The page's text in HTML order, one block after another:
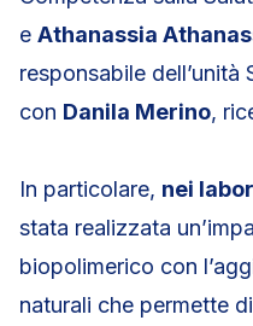
e Athanassia
responsabile dell’unità
con Danila Merino,
In particolare, nei
stata realizzata
biopolimerico con
naturali che permette